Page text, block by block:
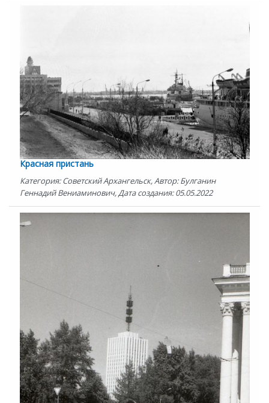
Красная пристань
Категория: Советский Архангельск, Автор: Булганин
Геннадий Вениаминович, Дата создания: 05.05.2022